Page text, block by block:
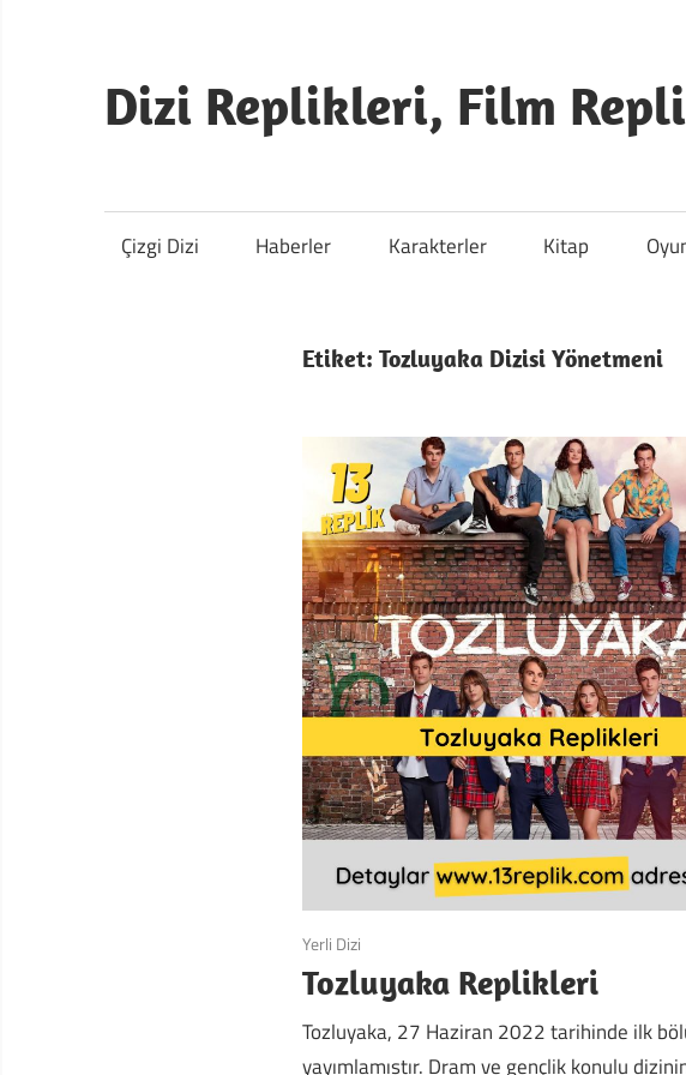
Dizi Replikleri, Film
Çizgi Dizi
Haberler Karakterler Kitap
Etiket: Tozluyaka Dizisi Yönetmeni
Yerli Dizi
Tozluyaka Replikleri
Tozluyaka, 27 Haziran 2022 tarihinde ilk
yayımlamıştır. Dram ve gençlik konulu